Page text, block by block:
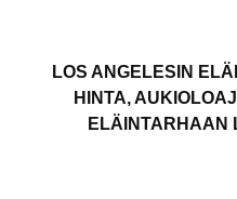
LOS ANGELESIN
HINTA,
ELÄINTARHAAN